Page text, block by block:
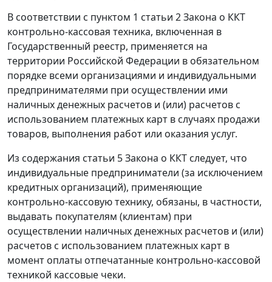
В соответствии с пунктом 1 статьи 2Закона о ККТ
контрольно-кассовая техника, включенная в
Государственный реестр, применяется на
территории Российской Федерации в обязательном
порядке всеми организациями и индивидуальными
предпринимателями при осуществлении ими
наличных денежных расчетов и (или) расчетов с
использованием платежных карт в случаях продажи
товаров, выполнения работ или оказания услуг.
Из содержания статьи 5Закона о ККТ следует, что
индивидуальные предприниматели (за исключением
кредитных организаций), применяющие
контрольно-кассовую технику, обязаны, в частности,
выдавать покупателям (клиентам) при
осуществлении наличных денежных расчетов и (или)
расчетов с использованием платежных карт в
момент оплаты отпечатанные контрольно-кассовой
техникой кассовые чеки.